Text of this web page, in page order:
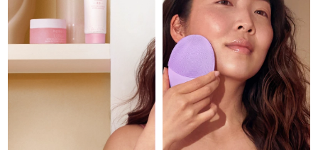
FAQ™護膚品
All FAQ™ skincare
FAQ™產品
All anti-aging treatments
FAQ™護膚品
All FAQ™ skincare
FAQ™產品
All LED treatments
FAQ™產品
All hair treatments
FAQ™ skincare
All FAQ™ skincare
FAQ™ products
All toning treatments
脫毛
PEACH™ 2 Pro Max
Professional IPL hair removal device
PEACH™ 2
IPL hair removal
身體護理
BEAR™ 2 body
Microcurrent body toning
LUNA™ 4 body
Massaging body brush
ESPADA™ 2 plus
Recurring acne LED therapy
眼部護理
BEAR™ 2 eyes & lips
Microcurrent line smoothing device
法國 預計送達日期 09/08/2026
法屬玻里尼西亞 預計送達日期13/08/2026
德國 預計送達日期09/08/2026
預計送達日期13/08/2026
預計送達日期 09/08/2026